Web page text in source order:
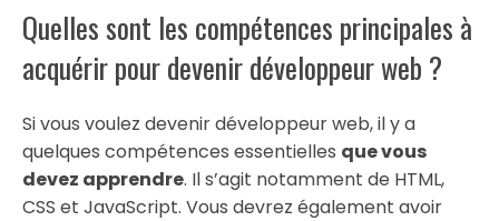
Quelles sont les compétences principales à
acquérir pour devenir développeur web ?
Si vous voulez devenir développeur web, il y a
quelques compétences essentielles que vous
devez apprendre. Il s’agit notamment de HTML,
CSS et JavaScript. Vous devrez également avoir